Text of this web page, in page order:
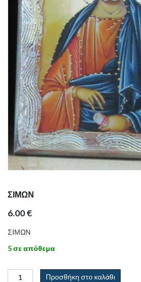
ΣΙΜΩΝ
6.00€
ΣΙΜΩΝ
5 σε απόθεμα
Προσθήκη στο καλάθι